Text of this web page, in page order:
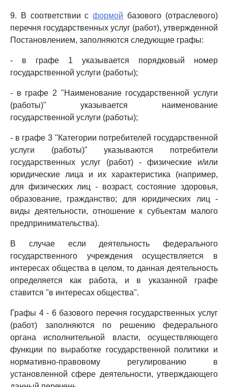
9. В соответствии сформой базового (отраслевого)
перечня государственных услуг (работ), утвержденной
Постановлением, заполняются следующие графы:
- в графе 1 указывается порядковый номер
государственной услуги (работы);
- в графе 2 "Наименование государственной услуги
(работы)" указывается наименование
государственной услуги (работы);
- в графе 3 "Категории потребителей государственной
услуги (работы)" указываются потребители
государственных услуг (работ) - физические и/или
юридические лица и их характеристика (например,
для физических лиц - возраст, состояние здоровья,
образование, гражданство; для юридических лиц -
виды деятельности, отношение к субъектам малого
предпринимательства).
В случае если деятельность федерального
государственного учреждения осуществляется в
интересах общества в целом, то данная деятельность
определяется как работа, и в указанной графе
ставится "в интересах общества".
Графы 4 - 6 базового перечня государственных услуг
(работ) заполняются по решению федерального
органа исполнительной власти, осуществляющего
функции по выработке государственной политики и
нормативно-правовому регулированию в
установленной сфере деятельности, утверждающего